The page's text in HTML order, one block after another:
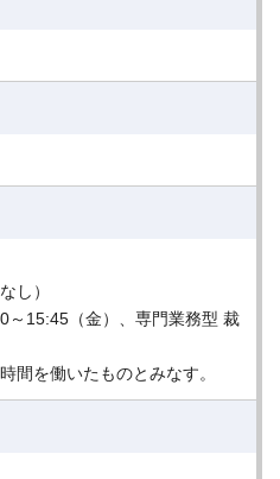
し）
～15:45（金）、専門業務型 裁
間を働いたものとみなす。